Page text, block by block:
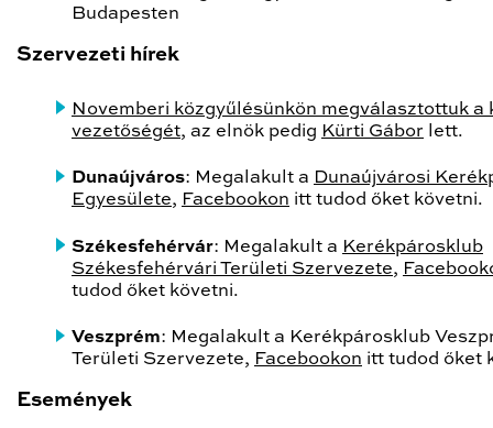
Budapesten
Szervezeti hírek
Novemberi közgyűlésünkön megválasztottuk a
vezetőségét, az elnök pedig Kürti Gábor lett.
Dunaújváros: Megalakult a Dunaújvárosi
Egyesülete, Facebookon itt tudod őket követni.
Székesfehérvár: Megalakult a Kerékpárosklub
Székesfehérvári Területi Szervezete,
tudod őket követni.
Veszprém: Megalakult a Kerékpárosklub
Területi Szervezete, Facebookon itt tudod őket
Események